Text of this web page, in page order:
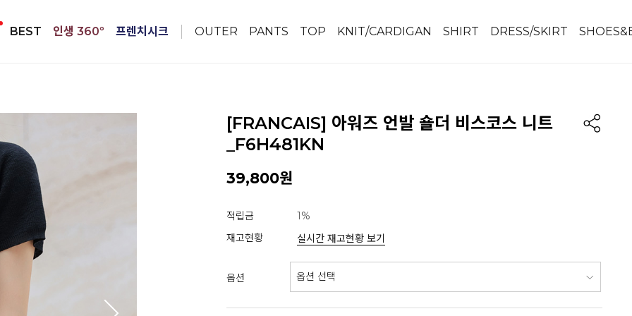
BEST 인생 360º 프렌치시크 OUTER PANTS TOP KNIT/CARDIGAN SHIRT DRESS/SKIRT
[FRANCAIS] 아워즈 언발 숄더 비스코스 니트
_F6H481KN
39,800원
적립금
1%
재고현황
실시간 재고현황 보기
옵션